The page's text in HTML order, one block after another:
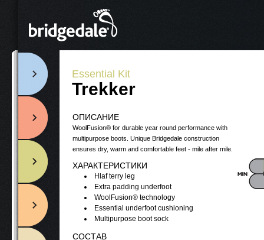
Essential Kit
Trekker
ОПИСАНИЕ
WoolFusion® for durable year round performance with
multipurpose boots. Unique Bridgedale construction
ensures dry, warm and comfortable feet - mile after mile.
ХАРАКТЕРИСТИКИ
Hlaf terry leg
Extra padding underfoot
WoolFusion® technology
Essential underfoot cushioning
Multipurpose boot sock
СОСТАВ